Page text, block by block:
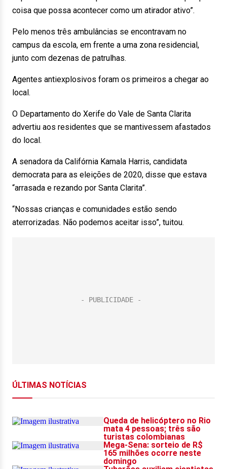
coisa que possa acontecer como um atirador ativo”.
Pelo menos três ambulâncias se encontravam no
campus da escola, em frente a uma zona residencial,
junto com dezenas de patrulhas.
Agentes antiexplosivos foram os primeiros a chegar ao
local.
O Departamento do Xerife do Vale de Santa Clarita
advertiu aos residentes que se mantivessem afastados
do local.
A senadora da Califórnia Kamala Harris, candidata
democrata para as eleições de 2020, disse que estava
“arrasada e rezando por Santa Clarita”.
“Nossas crianças e comunidades estão sendo
aterrorizadas. Não podemos aceitar isso”, tuitou.